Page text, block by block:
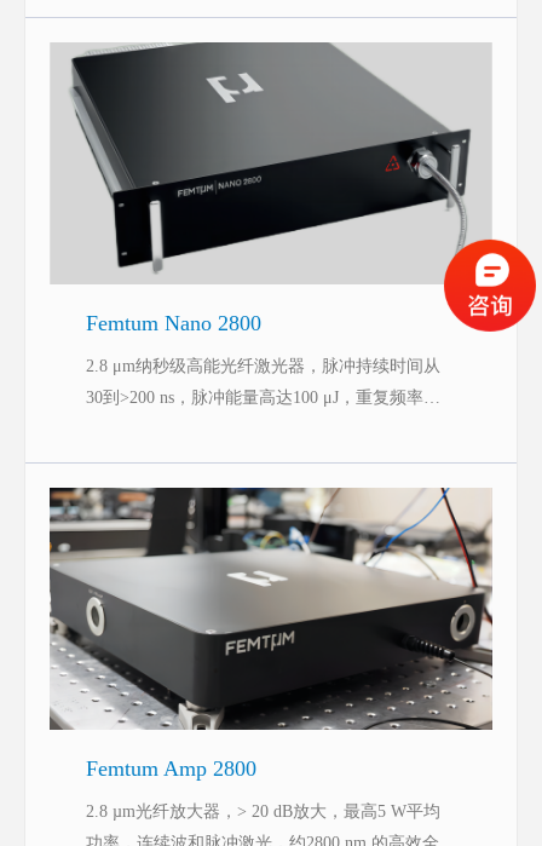
Femtum Nano 2800
2.8 μm纳秒级高能光纤激光器，脉冲持续时间从
30到>200 ns，脉冲能量高达100 μJ，重复频率从1
用。
Femtum Amp 2800
2.8 µm光纤放大器，> 20 dB放大，最高5 W平均